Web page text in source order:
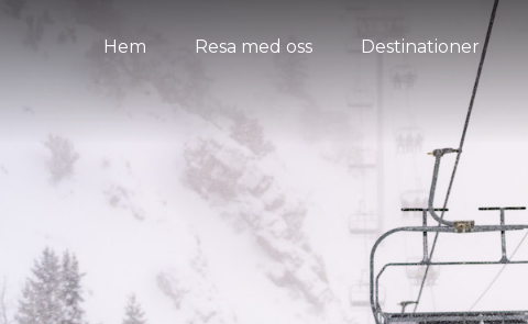
Hem Resa med oss Destinationer